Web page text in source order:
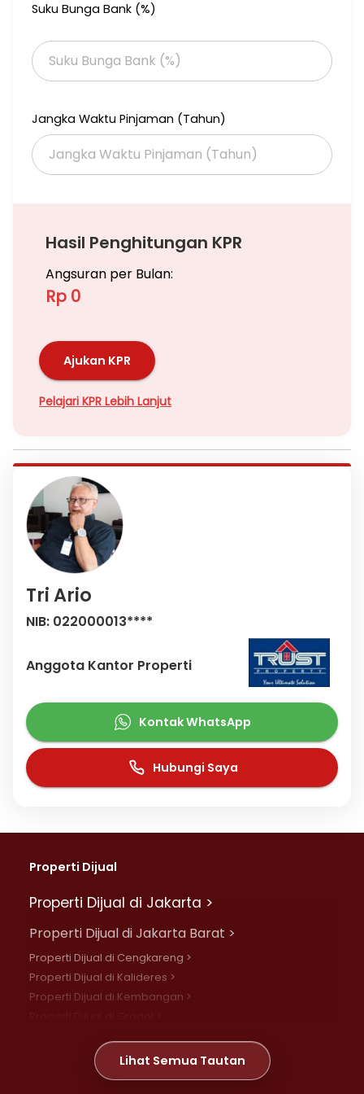
Suku Bunga Bank (%)
Jangka Waktu Pinjaman (Tahun)
Hasil Penghitungan KPR
Angsuran per Bulan:
Rp 0
Ajukan KPR
Pelajari KPR Lebih Lanjut
Tri Ario
NIB: 022000013****
Anggota Kantor Properti
Kontak WhatsApp
Hubungi Saya
Properti Dijual
Properti Dijual di Jakarta >
Properti Dijual di Jakarta Barat >
Properti Dijual di Cengkareng >
Properti Dijual di Kalideres >
Properti Dijual di Kembangan >
Properti Dijual di Meruya >
Properti Dijual di Jelambar >
Lihat Semua Tautan